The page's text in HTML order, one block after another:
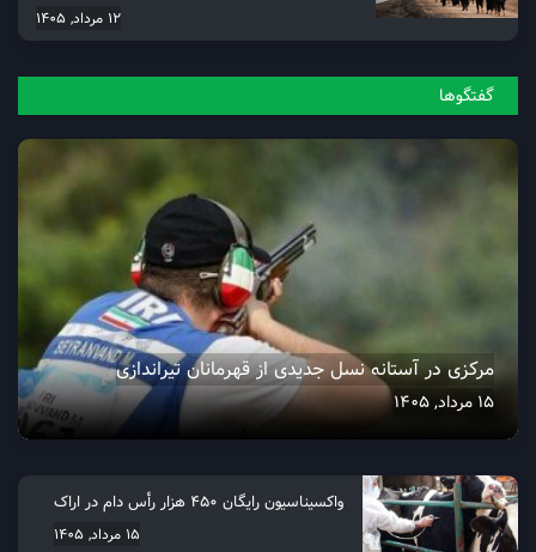
12 مرداد, 1405
گفتگو‌ها
مرکزی در آستانه نسل جدیدی از قهرمانان تیراندازی
15 مرداد, 1405
واکسیناسیون رایگان ۴۵۰ هزار رأس دام در اراک
15 مرداد, 1405